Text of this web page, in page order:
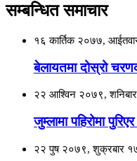
सम्बन्धित समाचार
१६ कार्तिक २०७७,
बेलायतमा दोस्रो
२२ आश्विन २०७९,
जुम्लामा पहिरोमा
२२ पुष २०७९, शुक्रबार